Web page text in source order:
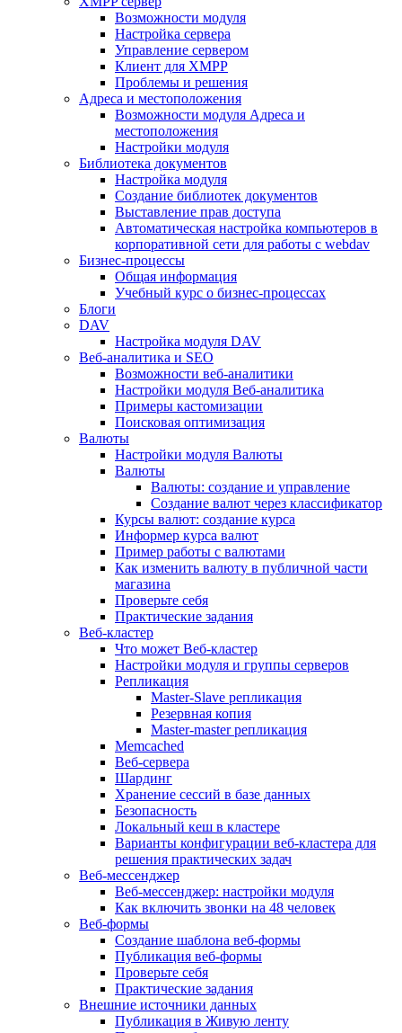
Возможности модуля
Настройка сервера
Управление сервером
Клиент для XMPP
Проблемы и решения
Адреса и местоположения
Возможности модуля Адреса и
местоположения
Настройки модуля
Библиотека документов
Настройка модуля
Создание библиотек документов
Выставление прав доступа
Автоматическая настройка компьютеров в
корпоративной сети для работы с webdav
Бизнес-процессы
Общая информация
Учебный курс о бизнес-процессах
Блоги
DAV
Настройка модуля DAV
Веб-аналитика и SEO
Возможности веб-аналитики
Настройки модуля Веб-аналитика
Примеры кастомизации
Поисковая оптимизация
Валюты
Настройки модуля Валюты
Валюты
Валюты: создание и управление
Создание валют через классификатор
Курсы валют: создание курса
Информер курса валют
Пример работы с валютами
Как изменить валюту в публичной части
магазина
Проверьте себя
Практические задания
Веб-кластер
Что может Веб-кластер
Настройки модуля и группы серверов
Репликация
Master-Slave репликация
Резервная копия
Master-master репликация
Memcached
Веб-сервера
Шардинг
Хранение сессий в базе данных
Безопасность
Локальный кеш в кластере
Варианты конфигурации веб-кластера для
решения практических задач
Веб-мессенджер
Веб-мессенджер: настройки модуля
Как включить звонки на 48 человек
Веб-формы
Создание шаблона веб-формы
Публикация веб-формы
Проверьте себя
Практические задания
Внешние источники данных
Публикация в Живую ленту